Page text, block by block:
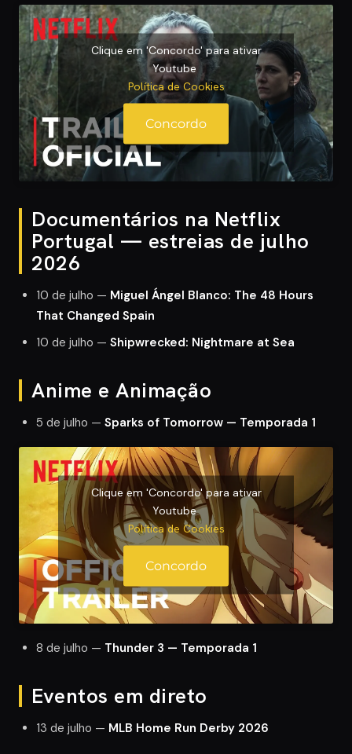
Clique em 'Concordo' para ativar
Youtube
Política de Cookies
Concordo
Documentários na Netflix
Portugal — estreias de julho
2026
10 de julho — Miguel Ángel Blanco: The 48 Hours
That Changed Spain
10 de julho — Shipwrecked: Nightmare at Sea
Anime e Animação
5 de julho — Sparks of Tomorrow — Temporada 1
Clique em 'Concordo' para ativar
Youtube
Política de Cookies
Concordo
8 de julho — Thunder 3 — Temporada 1
Eventos em direto
13 de julho — MLB Home Run Derby 2026